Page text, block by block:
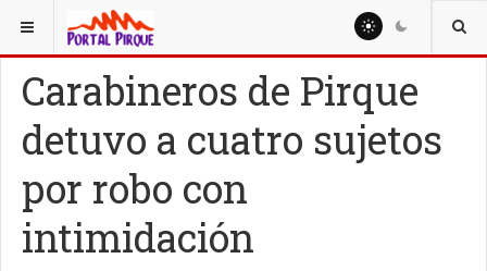
ESTÁ AQUÍ: NOTICIAS
Carabineros de Pirque
detuvo a cuatro sujetos
por robo con
intimidación